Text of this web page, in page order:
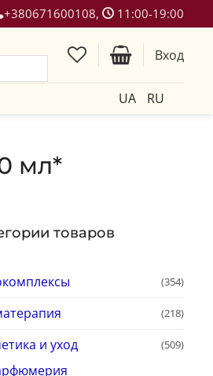
+380671600108, 11:00-19:00
Вход
UA RU
мл*
товаров
(354)
(218)
и уход (509)